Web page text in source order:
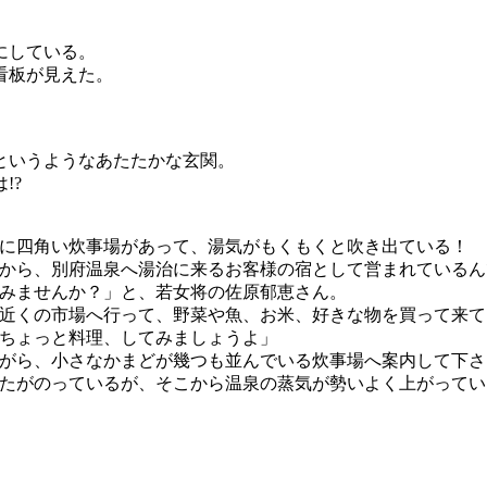
ている。
が見えた。
うようなあたたかな玄関。
!?
四角い炊事場があって、湯気がもくもくと吹き出ている！
ら、別府温泉へ湯治に来るお客様の宿として営まれている
ませんか？」と、若女将の佐原郁恵さん。
くの市場へ行って、野菜や魚、お米、好きな物を買って来
ょっと料理、してみましょうよ」
ら、小さなかまどが幾つも並んでいる炊事場へ案内して下
がのっているが、そこから温泉の蒸気が勢いよく上がって